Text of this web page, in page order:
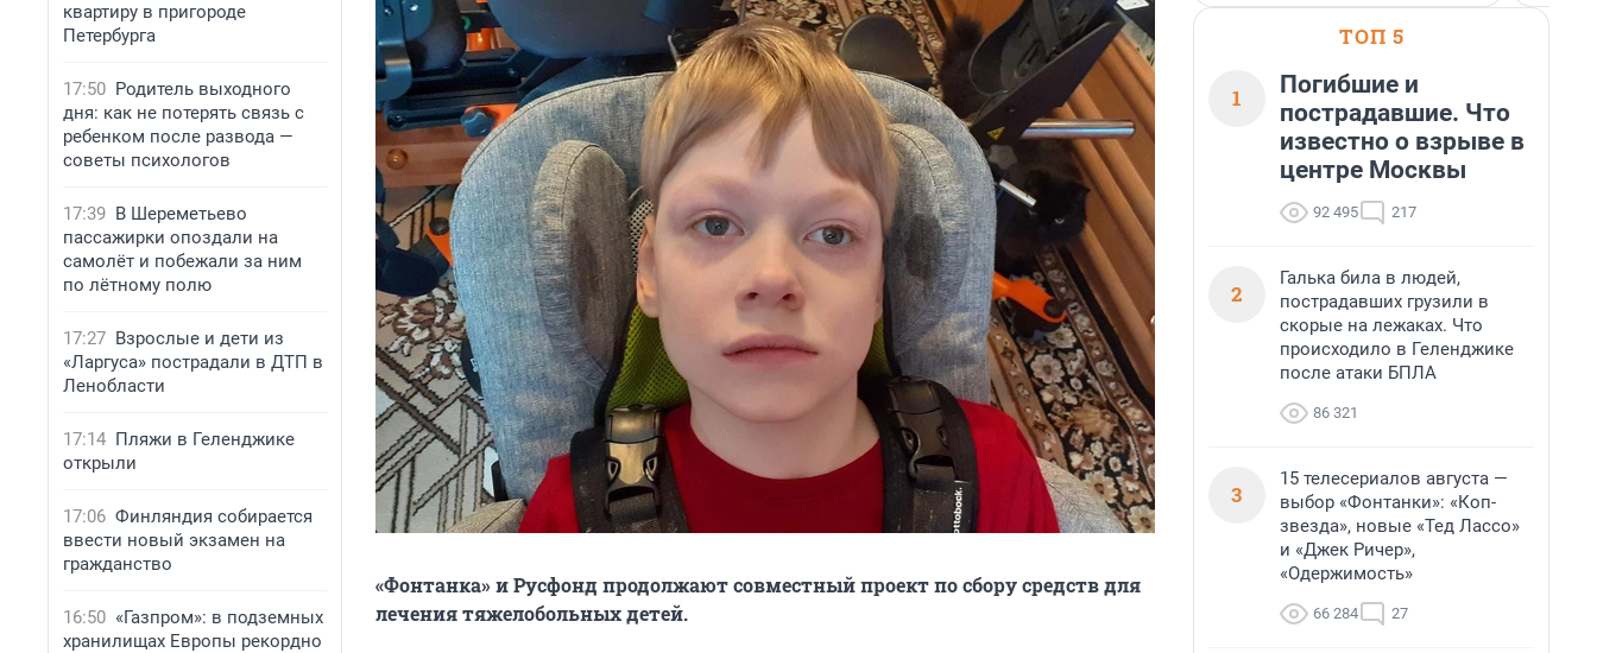
квартиру в пригороде
Петербурга
17:50 Родитель выходного
дня: как не потерять связь с
ребенком после развода —
советы психологов
17:39 В Шереметьево
пассажирки опоздали на
самолёт и побежали за ним
по лётному полю
17:27 Взрослые и дети из
«Ларгуса» пострадали в ДТП в
Ленобласти
17:14 Пляжи в Геленджике
открыли
17:06 Финляндия собирается
ввести новый экзамен на
гражданство
16:50 «Газпром»: в подземных
хранилищах Европы рекордно
«Фонтанка» и Русфонд продолжают совместный проект по сбору средств для
лечения тяжелобольных детей.
ТОП 5
1
Погибшие и
пострадавшие. Что
известно о взрыве в
центре Москвы
92 495 217
2
Галька била в людей,
пострадавших грузили в
скорые на лежаках. Что
происходило в Геленджике
после атаки БПЛА
86 321
3
15 телесериалов августа —
выбор «Фонтанки»: «Коп-
звезда», новые «Тед Лассо»
и «Джек Ричер»,
«Одержимость»
66 284 27